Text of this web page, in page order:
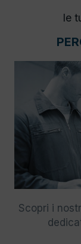
le
Scopri i